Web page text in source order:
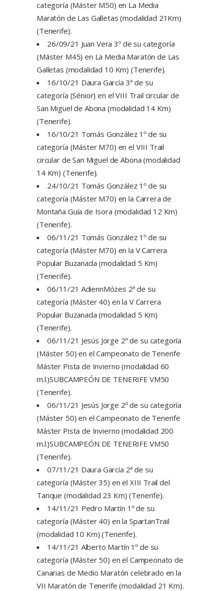
categoría (Máster M50) en La Media
Maratón de Las Galletas (modalidad 21Km)
(Tenerife).
26/09/21 Juan Vera 3º de su categoría
(Máster M45) en La Media Maratón de Las
Galletas (modalidad 10 Km) (Tenerife).
16/10/21 Daura García 3ª de su
categoría (Sénior) en el VIII Trail circular de
San Miguel de Abona (modalidad 14 Km)
(Tenerife).
16/10/21 Tomás González 1º de su
categoría (Máster M70) en el VIII Trail
circular de San Miguel de Abona (modalidad
14 Km) (Tenerife).
24/10/21 Tomás González 1º de su
categoría (Máster M70) en la Carrera de
Montaña Guía de Isora (modalidad 12 Km)
(Tenerife).
06/11/21 Tomás González 1º de su
categoría (Máster M70) en la V Carrera
Popular Buzanada (modalidad 5 Km)
(Tenerife).
06/11/21 AdiennMózes 2ª de su
categoría (Máster 40) en la V Carrera
Popular Buzanada (modalidad 5 Km)
(Tenerife).
06/11/21 Jesús Jorge 2º de su categoría
(Máster 50) en el Campeonato de Tenerife
Máster Pista de Invierno (modalidad 60
m.l.)SUBCAMPEÓN DE TENERIFE VM50
(Tenerife).
06/11/21 Jesús Jorge 2º de su categoría
(Máster 50) en el Campeonato de Tenerife
Máster Pista de Invierno (modalidad 200
m.l.)SUBCAMPEÓN DE TENERIFE VM50
(Tenerife).
07/11/21 Daura García 2ª de su
categoría (Máster 35) en el XIII Trail del
Tanque (modalidad 23 Km) (Tenerife).
14/11/21 Pedro Martín 1º de su
categoría (Máster 40) en la SpartanTrail
(modalidad 10 Km) (Tenerife).
14/11/21 Alberto Martín 1º de su
categoría (Máster 50) en el Campeonato de
Canarias de Medio Maratón celebrado en la
VII Maratón de Tenerife (modalidad 21 Km).